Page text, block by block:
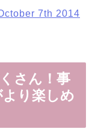
7th 2014
さん！事
り楽しめ